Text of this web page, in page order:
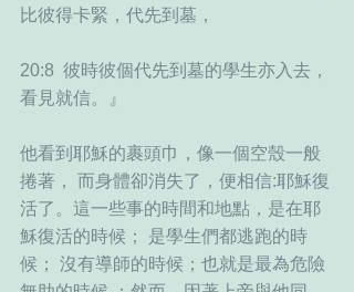
比彼得卡緊，代先到墓，
20:8  彼時彼個代先到墓的學生亦入去，
看見就信。』
他看到耶穌的裹頭巾，像一個空殼一般
捲著， 而身體卻消失了，便相信:耶穌復
活了。這一些事的時間和地點，是在耶
穌復活的時候； 是學生們都逃跑的時
候； 沒有導師的時候；也就是最為危險